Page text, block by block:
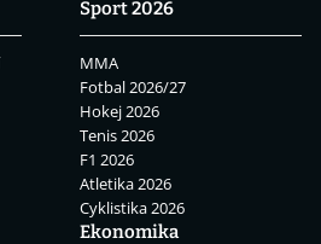
Sport 2026
MMA
Fotbal 2026/27
Hokej 2026
Tenis 2026
F1 2026
Atletika 2026
Cyklistika 2026
Ekonomika